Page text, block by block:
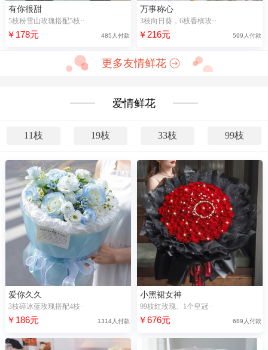
有你很甜
5枝粉雪山玫瑰搭配5枝··
￥178元 485人付款
万事称心
3枝向日葵，6枝香槟玫··
￥216元 599人付款
更多友情鲜花
爱情鲜花
11枝 19枝 33枝 99枝
爱你久久
3枝碎冰蓝玫瑰搭配4枝··
￥186元 1314人付款
小黑裙女神
99枝红玫瑰、1个皇冠··
￥676元 689人付款